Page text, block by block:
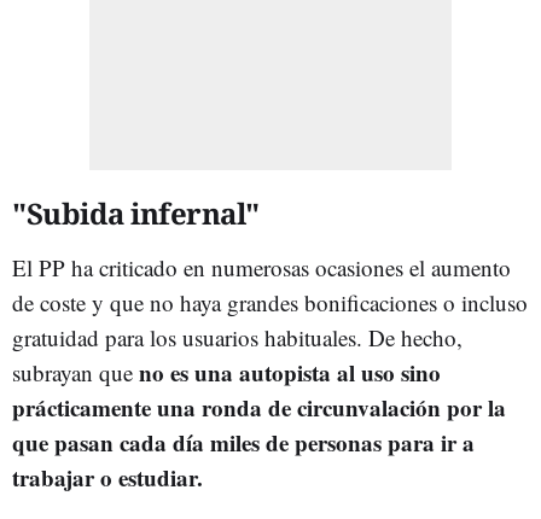
"Subida infernal"
El PP ha criticado en numerosas ocasiones el aumento
de coste y que no haya grandes bonificaciones o incluso
gratuidad para los usuarios habituales. De hecho,
subrayan que no es una autopista al uso sino
prácticamente una ronda de circunvalación por la
que pasan cada día miles de personas para ir a
trabajar o estudiar.